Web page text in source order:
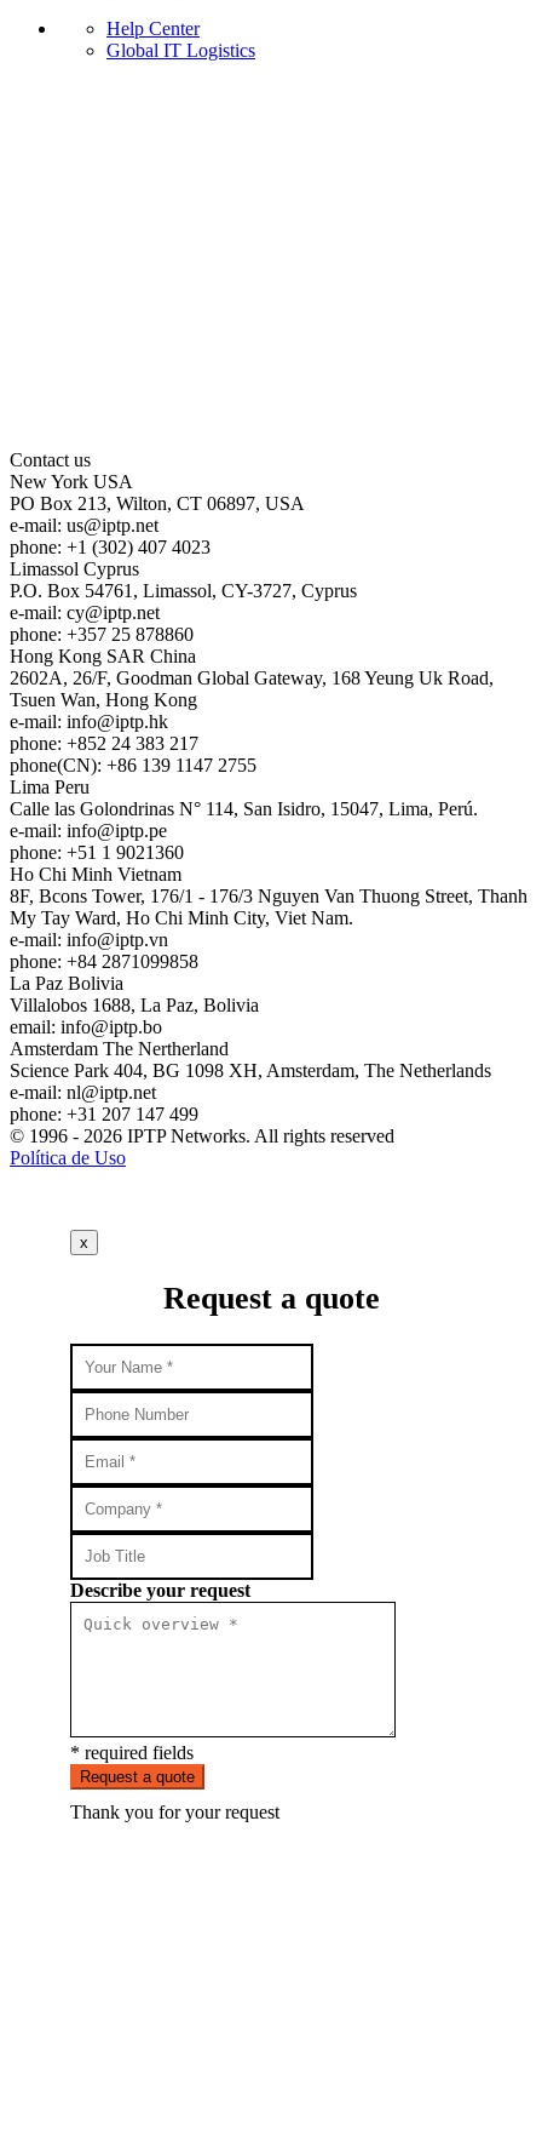
Help Center
Global IT Logistics
Contact us
New York USA
PO Box 213, Wilton, CT 06897, USA
e-mail: us
iptp.net
phone: +1 (302) 407 4023
Limassol Cyprus
P.O. Box 54761, Limassol, CY-3727, Cyprus
e-mail: cy
iptp.net
phone: +357 25 878860
Hong Kong SAR China
2602A, 26/F, Goodman Global Gateway, 168 Yeung Uk Road,
Tsuen Wan, Hong Kong
e-mail: info
iptp.hk
phone: +852 24 383 217
phone(CN): +86 139 1147 2755
Lima Peru
Calle las Golondrinas N° 114, San Isidro, 15047, Lima, Perú.
e-mail: info
iptp.pe
phone: +51 1 9021360
Ho Chi Minh Vietnam
8F, Bcons Tower, 176/1 - 176/3 Nguyen Van Thuong Street, Thanh
My Tay Ward, Ho Chi Minh City, Viet Nam.
e-mail: info
iptp.vn
phone: +84 2871099858
La Paz Bolivia
Villalobos 1688, La Paz, Bolivia
email: info
iptp.bo
Amsterdam The Nertherland
Science Park 404, BG 1098 XH, Amsterdam, The Netherlands
e-mail: nl
iptp.net
phone: +31 207 147 499
© 1996 - 2026 IPTP Networks. All rights reserved
Política de Uso
x
Request a quote
Describe your request
* required fields
Request a quote
Thank you for your request